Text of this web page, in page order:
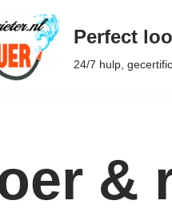
Perfect
24/7 hulp,
&